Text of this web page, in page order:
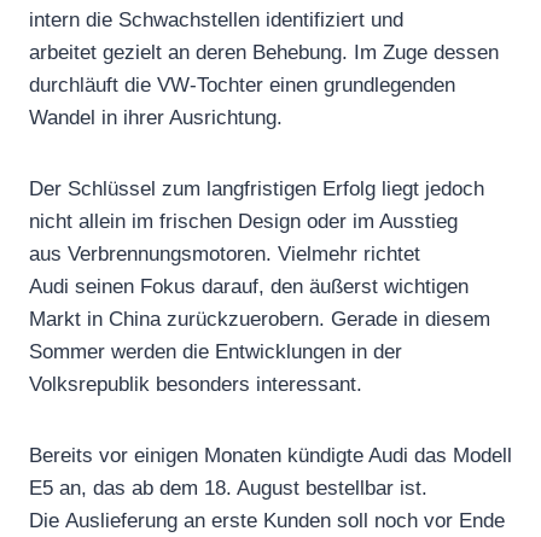
intern die Schwachstellen identifiziert und
arbeitet gezielt an deren Behebung. Im Zuge dessen
durchläuft die VW-Tochter einen grundlegenden
Wandel in ihrer Ausrichtung.
Der Schlüssel zum langfristigen Erfolg liegt jedoch
nicht allein im frischen Design oder im Ausstieg
aus Verbrennungsmotoren. Vielmehr richtet
Audi seinen Fokus darauf, den äußerst wichtigen
Markt in China zurückzuerobern. Gerade in diesem
Sommer werden die Entwicklungen in der
Volksrepublik besonders interessant.
Bereits vor einigen Monaten kündigte Audi das Modell
E5 an, das ab dem 18. August bestellbar ist.
Die Auslieferung an erste Kunden soll noch vor Ende